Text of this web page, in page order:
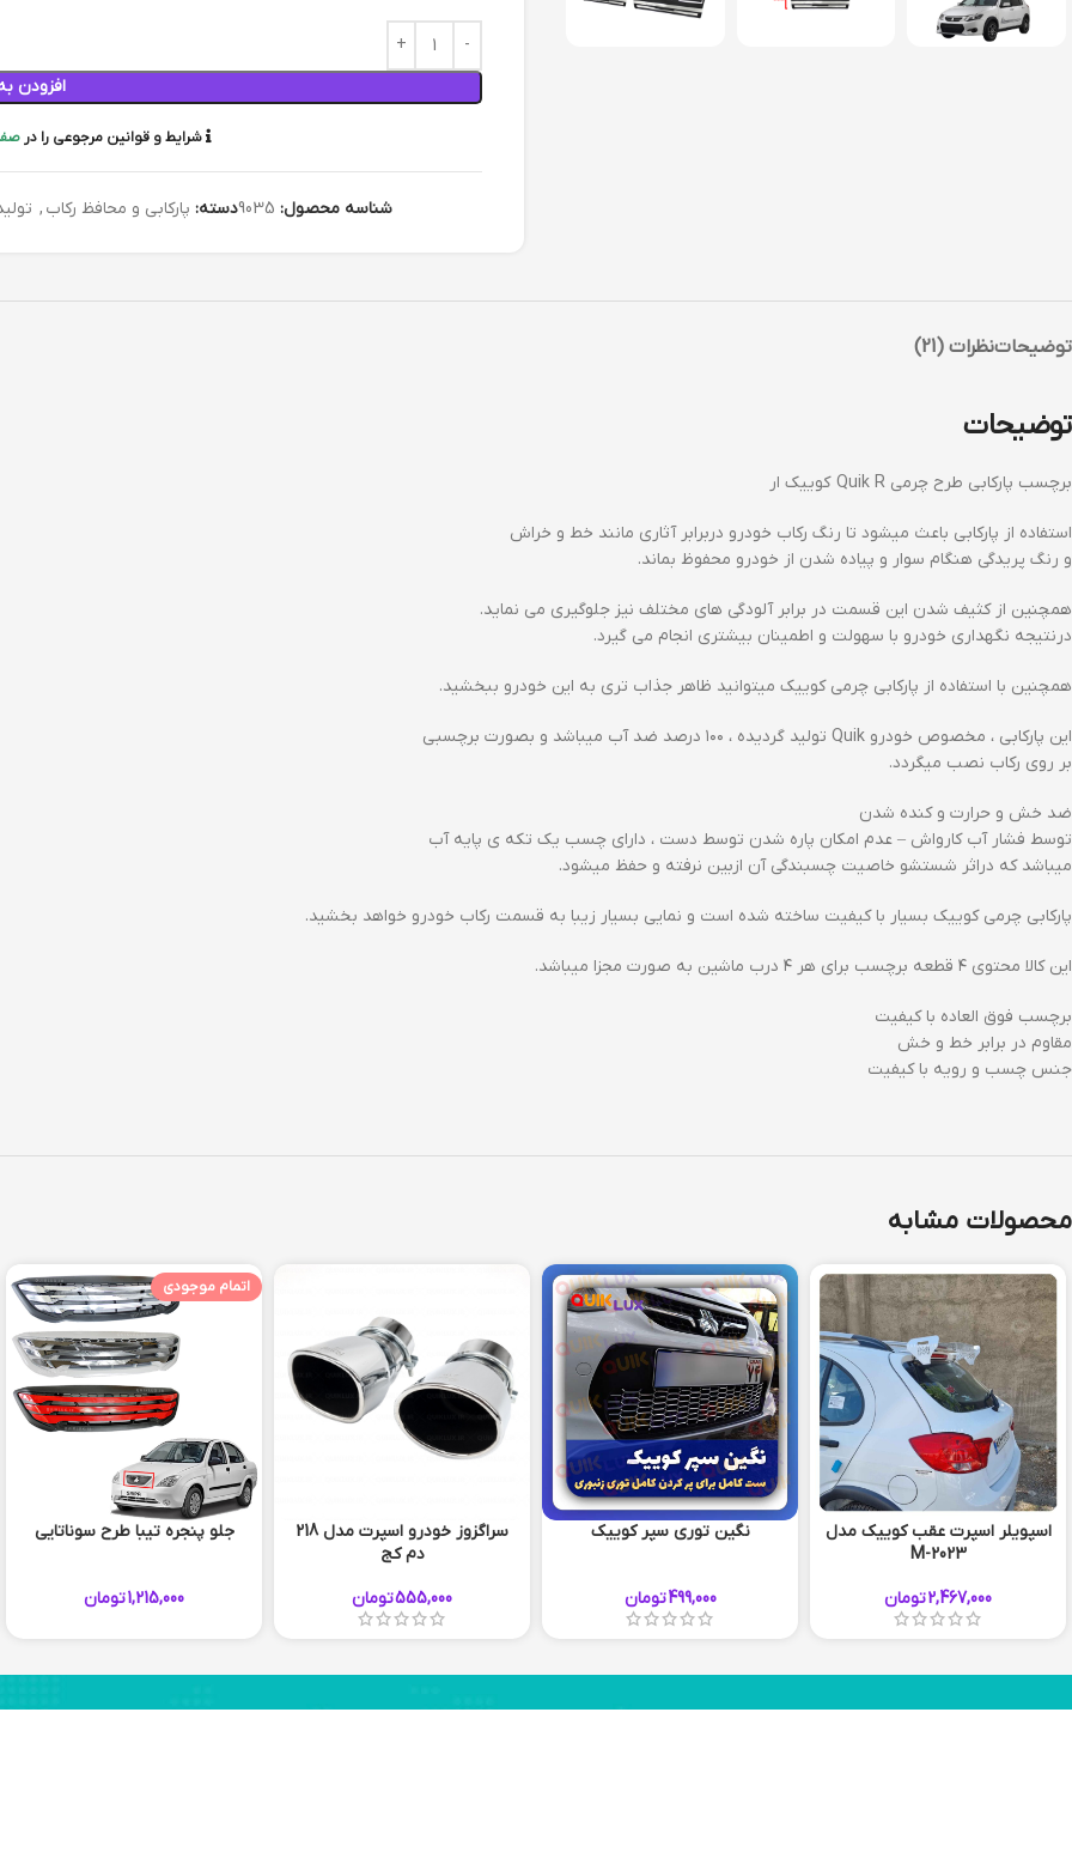
افزودن
شرایط و قوانین مرجوعی را در
شناسه محصول: 9035دسته: پارکابی و محافظ رکاب ,
توضیحاتنظرات (21)
توضیحات
برچسب پارکابی طرح چرمی Quik R کوییک ار
استفاده از پارکابی باعث میشود تا رنگ رکاب خودرو دربرابر آثاری مانند خط و خراش
و رنگ پریدگی هنگام سوار و پیاده شدن از خودرو محفوظ بماند.
همچنین از کثیف شدن این قسمت در برابر آلودگی های مختلف نیز جلوگیری می نماید.
درنتیجه نگهداری خودرو با سهولت و اطمینان بیشتری انجام می گیرد.
همچنین با استفاده از پارکابی چرمی کوییک میتوانید ظاهر جذاب تری به این خودرو ببخشید.
این پارکابی ، مخصوص خودرو Quik تولید گردیده ، ۱۰۰ درصد ضد آب میباشد و بصورت برچسبی
بر روی رکاب نصب میگردد.
ضد خش و حرارت و کنده شدن
توسط فشار آب کارواش – عدم امکان پاره شدن توسط دست ، دارای چسب یک تکه ی پایه آب
میباشد که دراثر شستشو خاصیت چسبندگی آن ازبین نرفته و حفظ میشود.
پارکابی چرمی کوییک بسیار با کیفیت ساخته شده است و نمایی بسیار زیبا به قسمت رکاب خودرو خواهد بخشید.
این کالا محتوی ۴ قطعه برچسب برای هر ۴ درب ماشین به صورت مجزا میباشد.
برچسب فوق العاده با کیفیت
مقاوم در برابر خط و خش
جنس چسب و رویه با کیفیت
محصولات مشابه
سفید قرمز
اسپویلر اسپرت عقب کوییک مدل
M-2023
2,467,000تومان
نگین توری سپر کوییک
499,000تومان
سراگزوز خودرو اسپرت مدل 218
دم کج
555,000تومان
اتمام موجودی
جلو پنجره تیبا طرح سوناتایی
1,215,000تومان